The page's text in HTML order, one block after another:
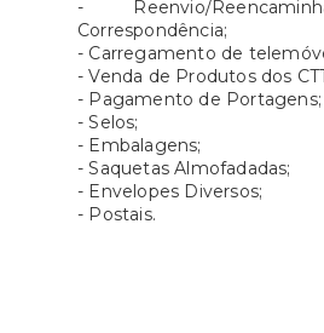
- Reenvio/
Correspondência;
- Carregamento de
- Venda de Produtos dos
- Pagamento de Portagens;
- Selos;
- Embalagens;
- Saquetas Almofadadas;
- Envelopes Diversos;
- Postais.